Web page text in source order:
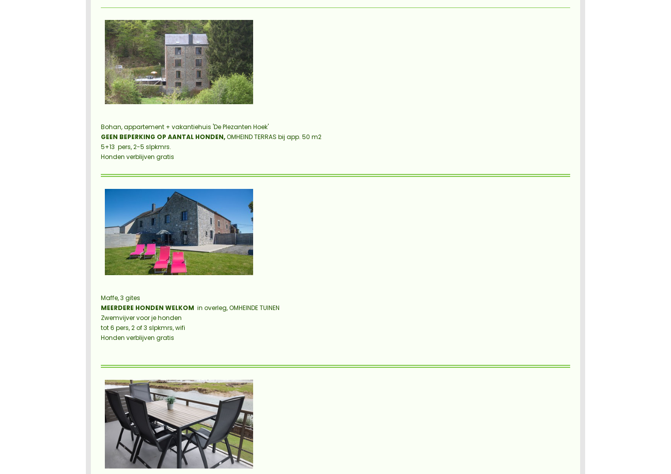
Bohan,appartement + vakantiehuis 'De Plezanten Hoek'
GEEN BEPERKING OP AANTAL HONDEN,OMHEIND TERRAS bij app. 50 m2
5+13 pers, 2-5 slpkmrs.
Honden verblijven gratis
Maffe, 3 gites
MEERDERE HONDEN WELKOM in overleg, OMHEINDE TUINEN
Zwemvijver voor je honden
tot 6 pers, 2 of 3 slpkmrs, wifi
Honden verblijven gratis